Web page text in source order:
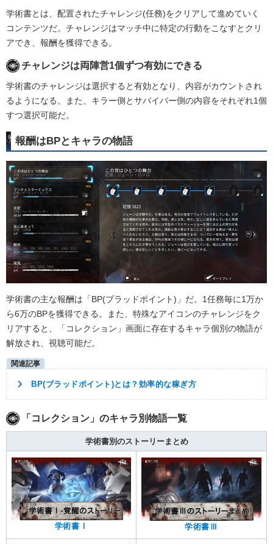
学術書とは、配置されたチャレンジ(任務)をクリアして進めていく
コンテンツだ。チャレンジはマッチ中に特定の行動をこなすとクリ
アでき、報酬を獲得できる。
チャレンジは両陣営1個ずつ有効にできる
学術書のチャレンジは選択すると有効となり、内容がカウントされ
るようになる。また、キラー側とサバイバー側の内容をそれぞれ1個
すつ選択可能だ。
報酬はBPとキャラの物語
学術書の主な報酬は「BP(ブラッドポイント)」だ。1任務毎に1万か
ら6万のBPを獲得できる。また、特殊なアイコンのチャレンジをク
リアすると、「コレクション」画面に存在するキャラ個別の物語が
解放され、視聴可能だ。
BP(ブラッドポイント)とは？効率的な稼ぎ方
「コレクション」のキャラ別物語一覧
学術書別のストーリーまとめ
学術書Ⅰ 学術書Ⅲ